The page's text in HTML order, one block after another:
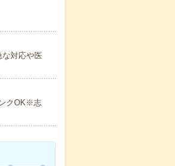
な対応や医
クOK※志